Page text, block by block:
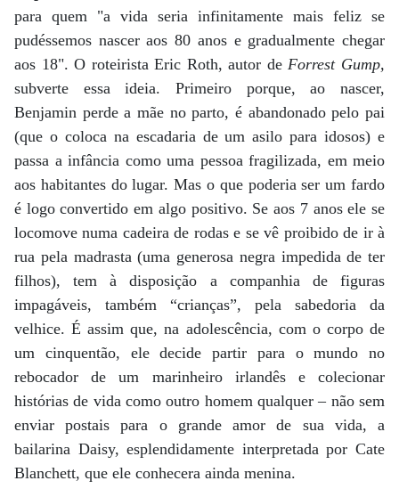
para quem "a vida seria infinitamente mais feliz se
pudéssemos nascer aos 80 anos e gradualmente chegar
aos 18". O roteirista Eric Roth, autor deForrest Gump,
subverte essa ideia. Primeiro porque, ao nascer,
Benjamin perde a mãe no parto, é abandonado pelo pai
(que o coloca na escadaria de um asilo para idosos) e
passa a infância como uma pessoa fragilizada, em meio
aos habitantes do lugar. Mas o que poderia ser um fardo
é logo convertido em algo positivo. Se aos 7 anos ele se
locomove numa cadeira de rodas e se vê proibido de ir à
rua pela madrasta (uma generosa negra impedida de ter
filhos), tem à disposição a companhia de figuras
impagáveis, também “crianças”, pela sabedoria da
velhice. É assim que, na adolescência, com o corpo de
um cinquentão, ele decide partir para o mundo no
rebocador de um marinheiro irlandês e colecionar
histórias de vida como outro homem qualquer – não sem
enviar postais para o grande amor de sua vida, a
bailarina Daisy, esplendidamente interpretada por Cate
Blanchett, que ele conhecera ainda menina.